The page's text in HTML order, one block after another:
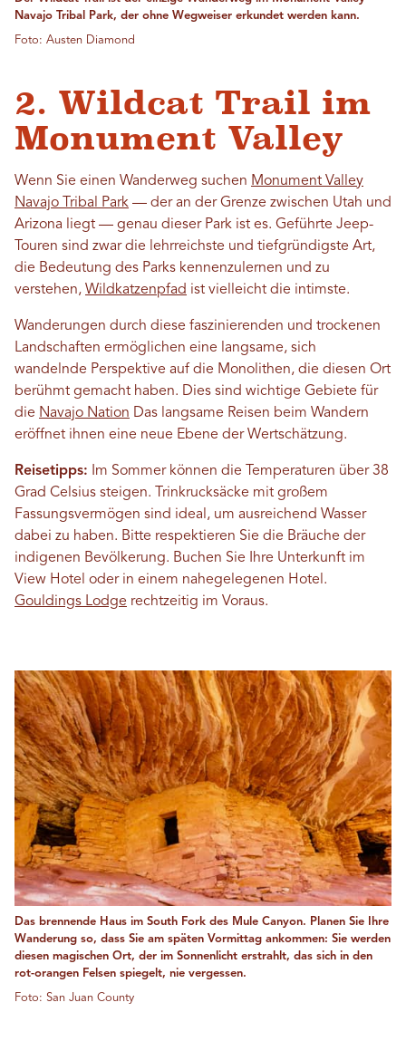
Navajo Tribal Park, der ohne Wegweiser erkundet werden kann.
Foto: Austen Diamond
2. Wildcat Trail im
Monument Valley
Wenn Sie einen Wanderweg suchen Monument Valley
Navajo Tribal Park — der an der Grenze zwischen Utah und
Arizona liegt — genau dieser Park ist es. Geführte Jeep-
Touren sind zwar die lehrreichste und tiefgründigste Art,
die Bedeutung des Parks kennenzulernen und zu
verstehen, Wildkatzenpfad ist vielleicht die intimste.
Wanderungen durch diese faszinierenden und trockenen
Landschaften ermöglichen eine langsame, sich
wandelnde Perspektive auf die Monolithen, die diesen Ort
berühmt gemacht haben. Dies sind wichtige Gebiete für
die Navajo Nation Das langsame Reisen beim Wandern
eröffnet ihnen eine neue Ebene der Wertschätzung.
Reisetipps: Im Sommer können die Temperaturen über 38
Grad Celsius steigen. Trinkrucksäcke mit großem
Fassungsvermögen sind ideal, um ausreichend Wasser
dabei zu haben. Bitte respektieren Sie die Bräuche der
indigenen Bevölkerung. Buchen Sie Ihre Unterkunft im
View Hotel oder in einem nahegelegenen Hotel.
Gouldings Lodge rechtzeitig im Voraus.
Das brennende Haus im South Fork des Mule Canyon. Planen Sie Ihre
Wanderung so, dass Sie am späten Vormittag ankommen: Sie werden
diesen magischen Ort, der im Sonnenlicht erstrahlt, das sich in den
rot-orangen Felsen spiegelt, nie vergessen.
Foto: San Juan County